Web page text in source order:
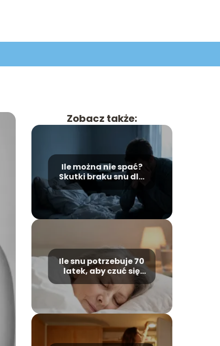
Zobacz także:
Ile można nie spać?
Skutki braku snu dla
organizmu
Ile snu potrzebuje 70
latek, aby czuć się
wypoczęta?